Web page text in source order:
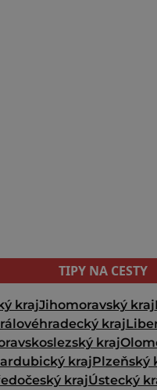
TIPY NA CESTY
krajJihomoravský kraj
kraj
kraj
krajPlzeňský
krajÚstecký